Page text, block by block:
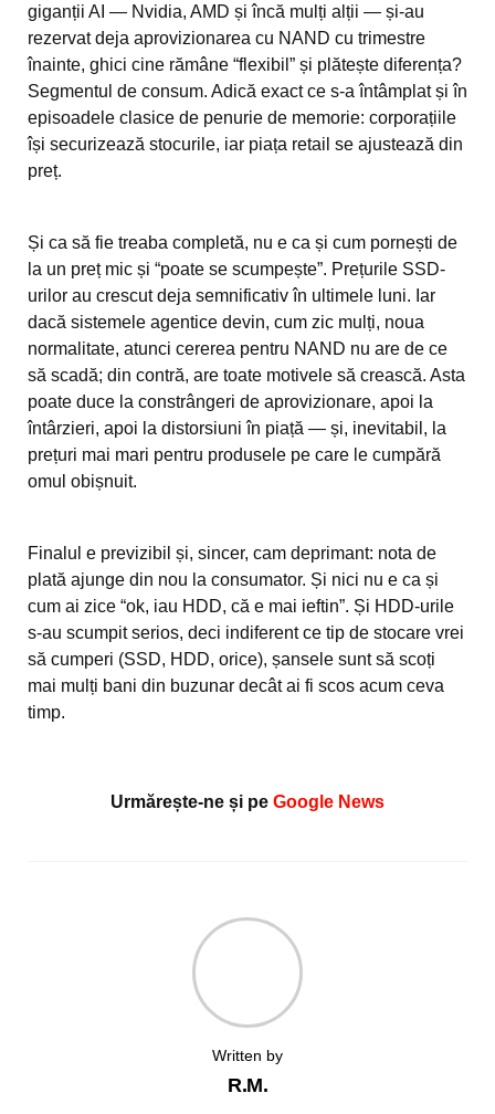
giganții AI — Nvidia, AMD și încă mulți alții — și-au
rezervat deja aprovizionarea cu NAND cu trimestre
înainte, ghici cine rămâne “flexibil” și plătește diferența?
Segmentul de consum. Adică exact ce s-a întâmplat și în
episoadele clasice de penurie de memorie: corporațiile
își securizează stocurile, iar piața retail se ajustează din
preț.
Și ca să fie treaba completă, nu e ca și cum pornești de
la un preț mic și “poate se scumpește”. Prețurile SSD-
urilor au crescut deja semnificativ în ultimele luni. Iar
dacă sistemele agentice devin, cum zic mulți, noua
normalitate, atunci cererea pentru NAND nu are de ce
să scadă; din contră, are toate motivele să crească. Asta
poate duce la constrângeri de aprovizionare, apoi la
întârzieri, apoi la distorsiuni în piață — și, inevitabil, la
prețuri mai mari pentru produsele pe care le cumpără
omul obișnuit.
Finalul e previzibil și, sincer, cam deprimant: nota de
plată ajunge din nou la consumator. Și nici nu e ca și
cum ai zice “ok, iau HDD, că e mai ieftin”. Și HDD-urile
s-au scumpit serios, deci indiferent ce tip de stocare vrei
să cumperi (SSD, HDD, orice), șansele sunt să scoți
mai mulți bani din buzunar decât ai fi scos acum ceva
timp.
Urmărește-ne și pe Google News
Written by
R.M.